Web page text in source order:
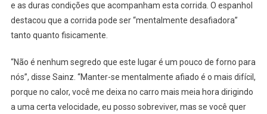
e as duras condições que acompanham esta corrida. O espanhol
destacou que a corrida pode ser “mentalmente desafiadora”
tanto quanto fisicamente.
“Não é nenhum segredo que este lugar é um pouco de forno para
nós”, disse Sainz. “Manter-se mentalmente afiado é o mais difícil,
porque no calor, você me deixa no carro mais meia hora dirigindo
a uma certa velocidade, eu posso sobreviver, mas se você quer